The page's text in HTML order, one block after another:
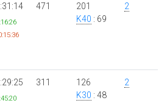
471
201
K40 : 69
2
311
126
K30 : 48
2